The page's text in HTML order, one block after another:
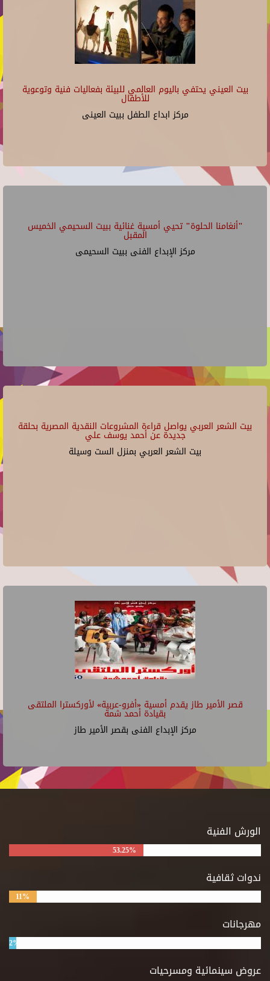
بيت العيني يحتفي باليوم العالمي للبيئة بفعاليات فنية وتوعوية
للأطفال
مركز ابداع الطفل ببيت العينى
"أنغامنا الحلوة" تحيي أمسية غنائية ببيت السحيمي الخميس
المقبل
مركز الإبداع الفنى ببيت السحيمى
بيت الشعر العربي يواصل قراءة المشروعات النقدية المصرية بحلقة
جديدة عن أحمد يوسف علي
بيت الشعر العربي بمنزل الست وسيلة
قصر الأمير طاز يقدم أمسية «أفرو-عربية» لأوركسترا الملتقى
بقيادة أحمد شمة
مركز الإبداع الفنى بقصر الأمير طاز
الورش الفنية
53.25%
ندوات ثقافية
11%
مهرجانات
2%
عروض سينمائية ومسرحيات